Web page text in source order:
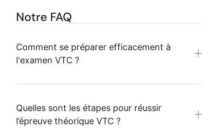
Notre FAQ
Comment se préparer efficacement à
l'examen VTC ?
Quelles sont les étapes pour réussir
l’épreuve théorique VTC ?